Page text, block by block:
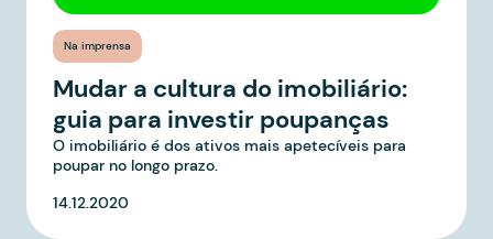
Na imprensa
Mudar a cultura do imobiliário:
guia para investir poupanças
O imobiliário é dos ativos mais apetecíveis para
poupar no longo prazo.
14.12.2020